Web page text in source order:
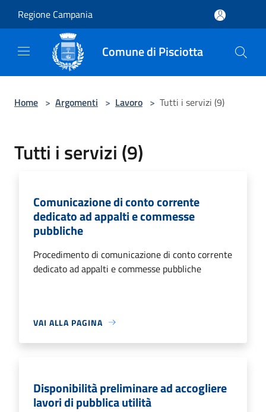
Regione Campania
Comune di Pisciotta
Home > Argomenti > Lavoro > Tutti i servizi (9)
Tutti i servizi (9)
Comunicazione di conto corrente
dedicato ad appalti e commesse
pubbliche
Procedimento di comunicazione di conto corrente
dedicato ad appalti e commesse pubbliche
VAI ALLA PAGINA
Disponibilità preliminare ad accogliere
lavori di pubblica utilità